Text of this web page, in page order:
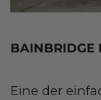
BAINBRIDGE
Eine der